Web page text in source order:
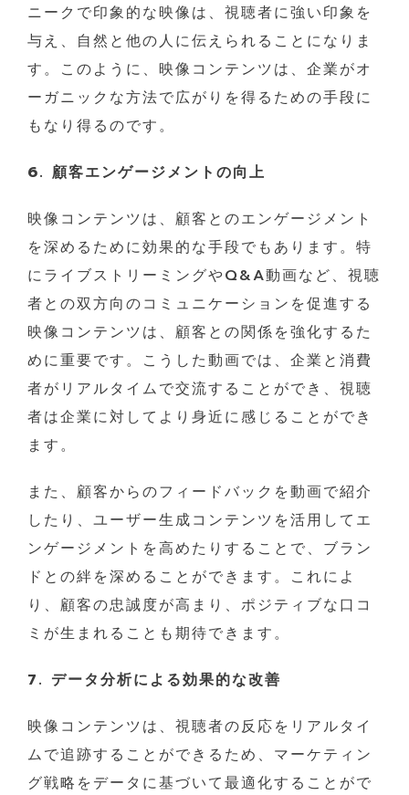
ニークで印象的な映像は、視聴者に強い印象を
与え、自然と他の人に伝えられることになりま
す。このように、映像コンテンツは、企業がオ
ーガニックな方法で広がりを得るための手段に
もなり得るのです。
6. 顧客エンゲージメントの向上
映像コンテンツは、顧客とのエンゲージメント
を深めるために効果的な手段でもあります。特
にライブストリーミングやQ&A動画など、視聴
者との双方向のコミュニケーションを促進する
映像コンテンツは、顧客との関係を強化するた
めに重要です。こうした動画では、企業と消費
者がリアルタイムで交流することができ、視聴
者は企業に対してより身近に感じることができ
ます。
また、顧客からのフィードバックを動画で紹介
したり、ユーザー生成コンテンツを活用してエ
ンゲージメントを高めたりすることで、ブラン
ドとの絆を深めることができます。これによ
り、顧客の忠誠度が高まり、ポジティブな口コ
ミが生まれることも期待できます。
7. データ分析による効果的な改善
映像コンテンツは、視聴者の反応をリアルタイ
ムで追跡することができるため、マーケティン
グ戦略をデータに基づいて最適化することがで